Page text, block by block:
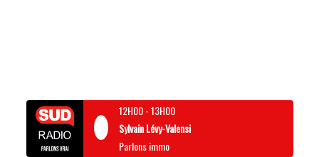
12H00-13H00
Sylvain Lévy-Valensi
Parlons immo